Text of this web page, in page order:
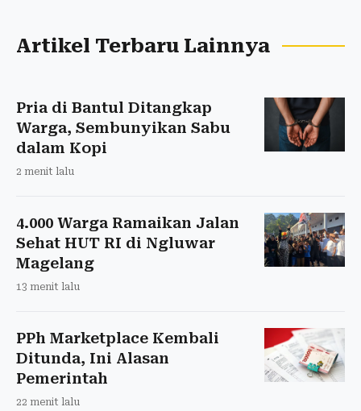
Artikel Terbaru Lainnya
Pria di Bantul Ditangkap
Warga, Sembunyikan Sabu
dalam Kopi
2 menit lalu
4.000 Warga Ramaikan Jalan
Sehat HUT RI di Ngluwar
Magelang
13 menit lalu
PPh Marketplace Kembali
Ditunda, Ini Alasan
Pemerintah
22 menit lalu